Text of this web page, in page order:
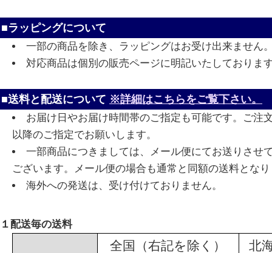
■ラッピングについて
一部の商品を除き、ラッピングはお受け出来ません
対応商品は個別の販売ページに明記いたしておりま
■送料と配送について ※詳細はこちらをご覧下さい。
お届け日やお届け時間帯のご指定も可能です。ご注
以降のご指定でお願いします。
一部商品につきましては、メール便にてお送りさせ
ございます。メール便の場合も通常と同額の送料とな
海外への発送は、受け付けておりません。
１配送毎の送料
全国（右記を除く）
北